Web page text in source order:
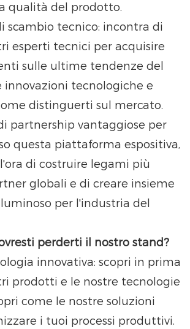
qualità del prodotto.
scambio tecnico: incontra di
esperti tecnici per acquisire
sulle ultime tendenze del
innovazioni tecnologiche e
distinguerti sul mercato.
partnership vantaggiose per
questa piattaforma espositiva,
di costruire legami più
globali e di creare insieme
per l'industria del
perderti il ​​nostro stand?
innovativa: scopri in prima
prodotti e le nostre tecnologie
come le nostre soluzioni
i tuoi processi produttivi.